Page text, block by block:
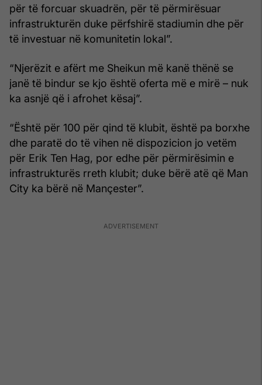
për të forcuar skuadrën, për të përmirësuar
infrastrukturën duke përfshirë stadiumin dhe për
të investuar në komunitetin lokal”.
“Njerëzit e afërt me Sheikun më kanë thënë se
janë të bindur se kjo është oferta më e mirë – nuk
ka asnjë që i afrohet kësaj”.
“Është për 100 për qind të klubit, është pa borxhe
dhe paratë do të vihen në dispozicion jo vetëm
për Erik Ten Hag, por edhe për përmirësimin e
infrastrukturës rreth klubit; duke bërë atë që Man
City ka bërë në Mançester”.